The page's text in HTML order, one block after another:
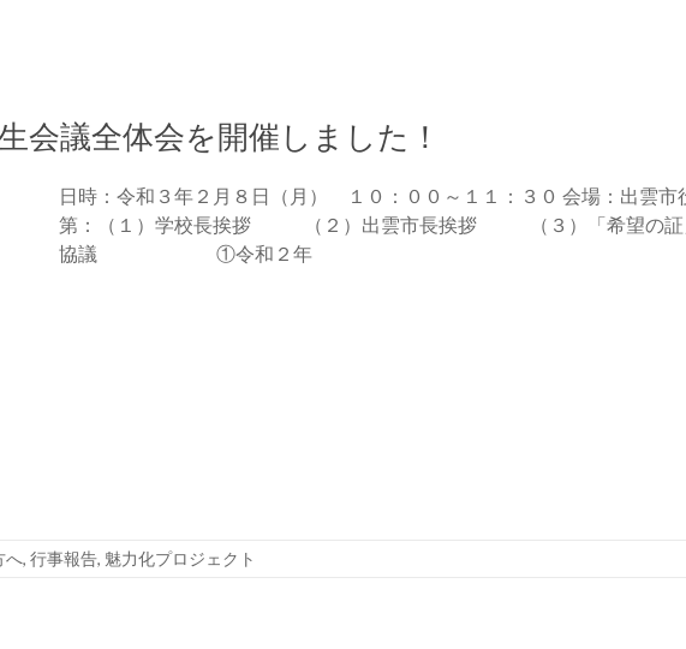
議全体会を開催しました！
日時：令和３年２月８日（月） １０：００～１１：３０ 会場：出雲
第：（１）学校長挨拶 （２）出雲市長挨拶 （３）「希望の
協議 ①令和２年
へ, 行事報告, 魅力化プロジェクト